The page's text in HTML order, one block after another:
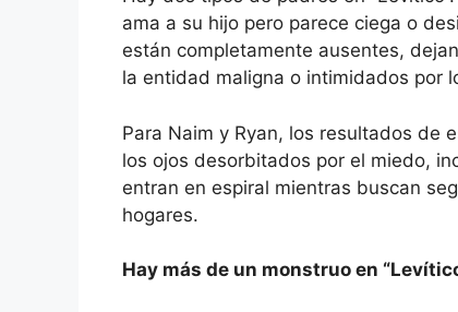
ama a su hijo pero parece ciega o
están completamente ausentes,
la entidad maligna o intimidados por
Para Naim y Ryan, los resultados de
los ojos desorbitados por el miedo,
entran en espiral mientras buscan
hogares.
Hay más de un monstruo en